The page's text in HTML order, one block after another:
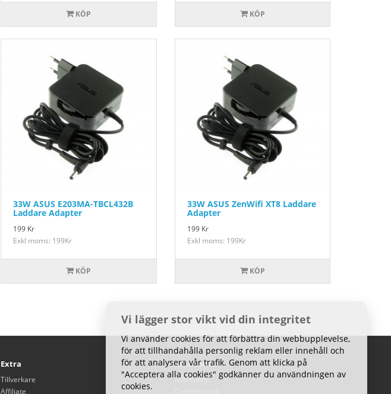
KÖP KÖP
33W ASUS E203MA-TBCL432B
Laddare Adapter
199 Kr
Exkl moms: 199Kr
KÖP
33W ASUS ZenWifi XT8 Laddare
Adapter
199 Kr
Exkl moms: 199Kr
KÖP
Extra
Tillverkare
Affiliate
Mitt konto
Mitt konto
Vi lägger stor vikt vid din integritet
Vi använder cookies för att förbättra din webbupplevelse,
för att tillhandahålla personlig reklam eller innehåll och
för att analysera vår trafik. Genom att klicka på
"Acceptera alla cookies" godkänner du användningen av
cookies.